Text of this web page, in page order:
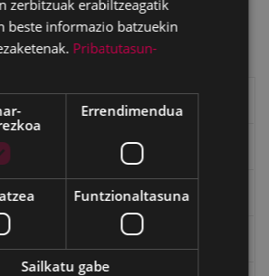
zerbitzuak erabiltzeagatik
beste informazio batzuekin
Pribatutasun-
Errendimendua
Funtzionaltasuna
Sailkatu gabe